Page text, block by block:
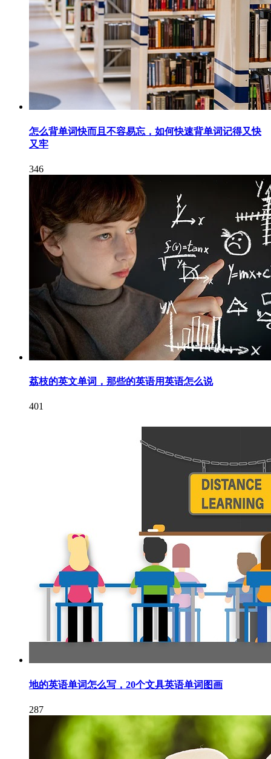
怎么背单词快而且不容易忘，如何快速背单词记得又快
又牢
346
荔枝的英文单词，那些的英语用英语怎么说
401
地的英语单词怎么写，20个文具英语单词图画
287